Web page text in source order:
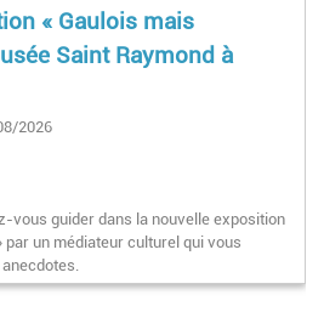
« Gaulois mais
Saint Raymond à
2026
vous guider dans la nouvelle exposition
par un médiateur culturel qui vous